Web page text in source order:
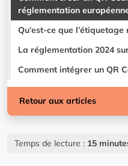
réglementation
Qu’est-ce que
La réglementation 2024
Comment intégrer un QR
Retour aux articles
Temps de lecture : 15